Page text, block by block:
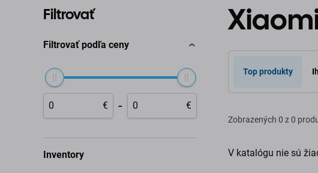
Filtrovať
Filtrovať podľa ceny
€ - €
Inventory
Top produkty
Zobrazených 0 z 0
V katalógu nie sú